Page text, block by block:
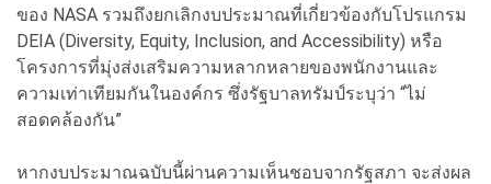
ของ NASA รวมถึงยกเลิกงบประมาณที่เกี่ยวข้องกับโปรแกรม
DEIA (Diversity, Equity, Inclusion, and Accessibility) หรือ
โครงการที่มุ่งส่งเสริมความหลากหลายของพนักงานและ
ความเท่าเทียมกันในองค์กร ซึ่งรัฐบาลทรัมป์ระบุว่า “ไม่
สอดคล้องกัน”
หากงบประมาณฉบับนี้ผ่านความเห็นชอบจากรัฐสภา จะส่งผล